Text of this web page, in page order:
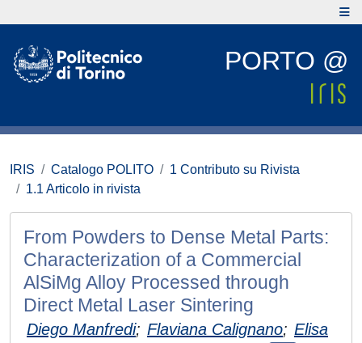
PORTO @
IRIS Catalogo POLITO
1 Contributo su Rivista
1.1 Articolo in rivista
From Powders to Dense Metal Parts:
Characterization of a Commercial
AlSiMg Alloy Processed through
Direct Metal Laser Sintering
Diego Manfredi; Flaviana Calignano; Elisa